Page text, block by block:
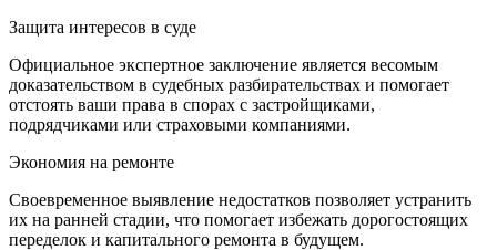
Защита интересов в суде
Официальное экспертное заключение является весомым
доказательством в судебных разбирательствах и помогает
отстоять ваши права в спорах с застройщиками,
подрядчиками или страховыми компаниями.
Экономия на ремонте
Своевременное выявление недостатков позволяет устранить
их на ранней стадии, что помогает избежать дорогостоящих
переделок и капитального ремонта в будущем.